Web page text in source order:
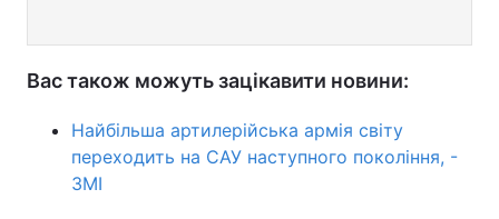
Вас також можуть зацікавити новини:
Найбільша артилерійська армія світу
переходить на САУ наступного покоління, -
ЗМІ